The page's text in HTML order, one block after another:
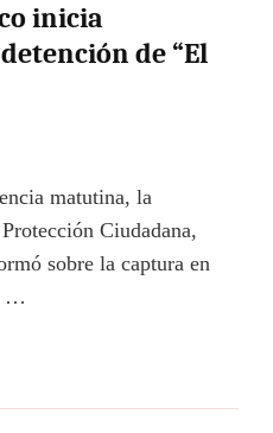
inicia
de “El
matutina, la
Ciudadana,
sobre la captura en
…